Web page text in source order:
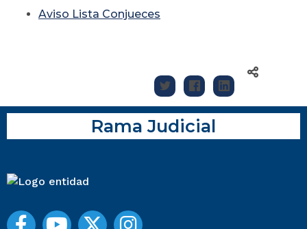
Aviso Lista Conjueces
Rama Judicial